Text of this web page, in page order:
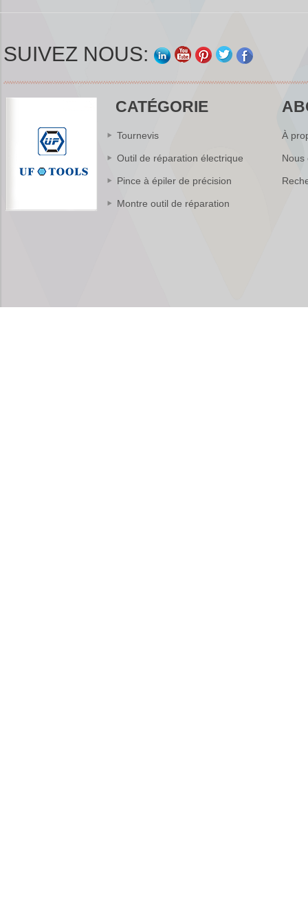
Clip LED Loupe Fer
Réparation Titulaire
électrique sans fil
charge outil de
réglable électrique
SUIVEZ NOUS:
CATÉGORIE
Tournevis
Outil de réparation électrique
Pince à épiler de précision
Montre outil de réparation
À
Nous